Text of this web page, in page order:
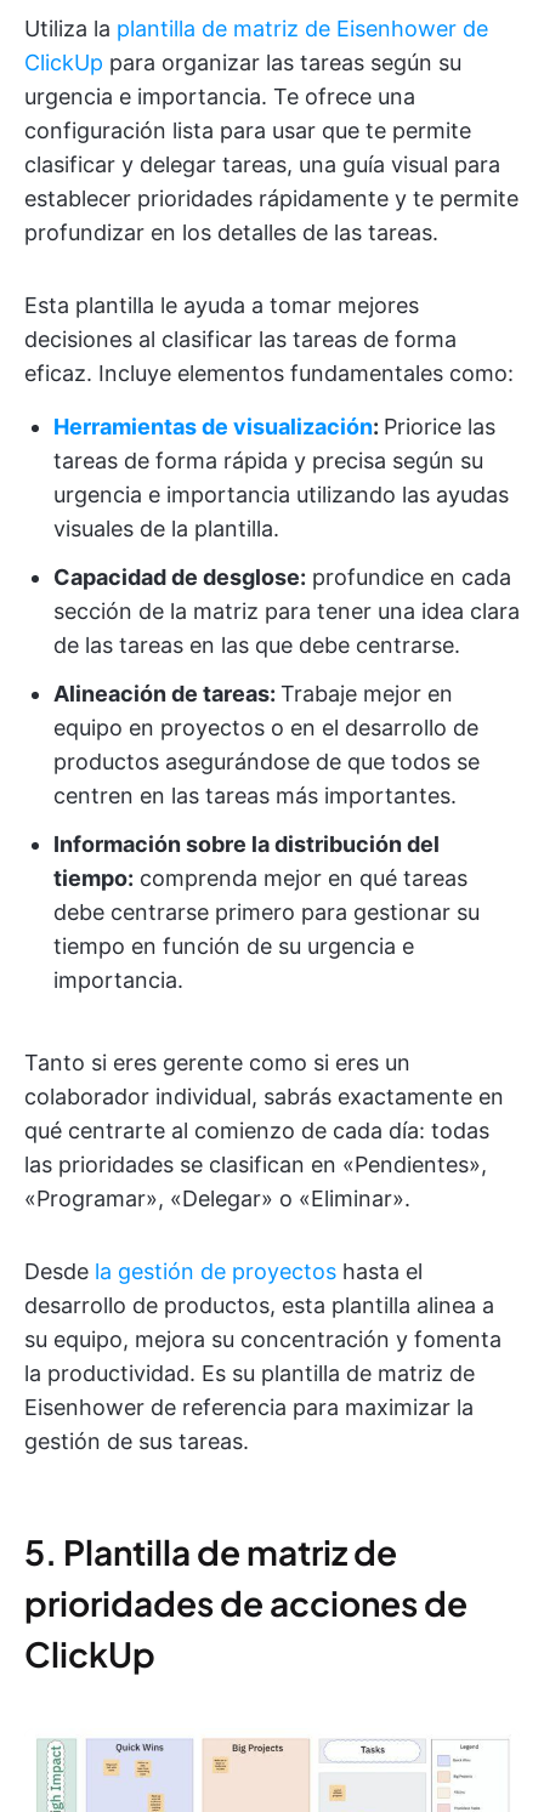
Utiliza la plantilla de matriz de Eisenhower de
ClickUp para organizar las tareas según su
urgencia e importancia. Te ofrece una
configuración lista para usar que te permite
clasificar y delegar tareas, una guía visual para
establecer prioridades rápidamente y te permite
profundizar en los detalles de las tareas.
Esta plantilla le ayuda a tomar mejores
decisiones al clasificar las tareas de forma
eficaz. Incluye elementos fundamentales como:
Herramientas de visualización: Priorice las
tareas de forma rápida y precisa según su
urgencia e importancia utilizando las ayudas
visuales de la plantilla.
Capacidad de desglose: profundice en cada
sección de la matriz para tener una idea clara
de las tareas en las que debe centrarse.
Alineación de tareas: Trabaje mejor en
equipo en proyectos o en el desarrollo de
productos asegurándose de que todos se
centren en las tareas más importantes.
Información sobre la distribución del
tiempo: comprenda mejor en qué tareas
debe centrarse primero para gestionar su
tiempo en función de su urgencia e
importancia.
Tanto si eres gerente como si eres un
colaborador individual, sabrás exactamente en
qué centrarte al comienzo de cada día: todas
las prioridades se clasifican en «Pendientes»,
«Programar», «Delegar» o «Eliminar».
Desde la gestión de proyectos hasta el
desarrollo de productos, esta plantilla alinea a
su equipo, mejora su concentración y fomenta
la productividad. Es su plantilla de matriz de
Eisenhower de referencia para maximizar la
gestión de sus tareas.
5. Plantilla de matriz de
prioridades de acciones de
ClickUp